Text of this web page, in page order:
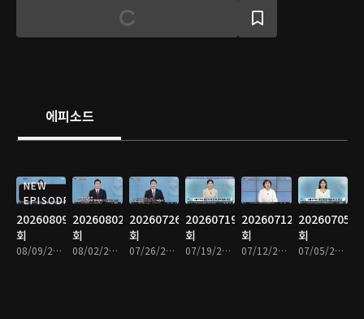
에피소드
NEW
EPISODE
20260809
회
08/09/2026 • 31분
20260802
회
08/02/2026 • 31분
20260726
회
07/26/2026 • 31분
20260719
회
07/19/2026 • 31분
20260712
회
07/12/2026 • 31분
20260705
회
07/05/2026 • 31분